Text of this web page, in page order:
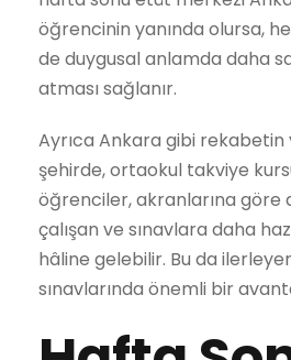
öğrencinin yanında olursa,
de duygusal anlamda daha
atması sağlanır.
Ayrıca Ankara gibi
şehirde, ortaokul takviye
öğrenciler, akranlarına göre
çalışan ve sınavlara daha
hâline gelebilir. Bu da
sınavlarında önemli bir